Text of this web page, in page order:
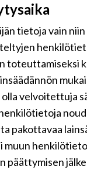
tietoja vain niin
toteuttamiseksi
velvoitettuja
pakottavaa
muun
päättymisen